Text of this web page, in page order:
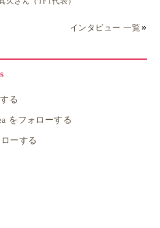
でもお馴染みEric Carle（エリッ
絵本です。何度も繰り返し聞くこ
唱することができ、動作つきで
。
インタビュー 一覧
る
をフォローする
ーする